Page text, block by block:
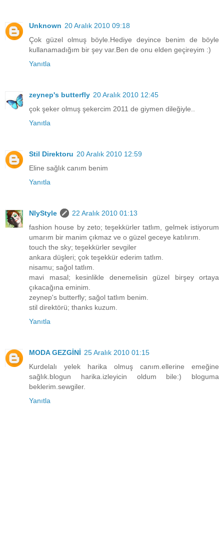
Unknown 20 Aralık 2010 09:18
Çok güzel olmuş böyle.Hediye deyince benim de böyle
kullanamadığım bir şey var.Ben de onu elden geçireyim :)
Yanıtla
zeynep's butterfly 20 Aralık 2010 12:45
çok şeker olmuş şekercim 2011 de giymen dileğiyle..
Yanıtla
Stil Direktoru 20 Aralık 2010 12:59
Eline sağlık canım benim
Yanıtla
NlyStyle
22 Aralık 2010 01:13
fashion house by zeto; teşekkürler tatlım, gelmek istiyorum
umarım bir manim çıkmaz ve o güzel geceye katılırım.
touch the sky; teşekkürler sevgiler
ankara düşleri; çok teşekkür ederim tatlım.
nisamu; sağol tatlım.
mavi masal; kesinlikle denemelisin güzel birşey ortaya
çıkacağına eminim.
zeynep's butterfly; sağol tatlım benim.
stil direktörü; thanks kuzum.
Yanıtla
MODA GEZGİNİ 25 Aralık 2010 01:15
Kurdelalı yelek harika olmuş canım.ellerine emeğine
sağlık.blogun harika.izleyicin oldum bile:) bloguma
beklerim.sewgiler.
Yanıtla